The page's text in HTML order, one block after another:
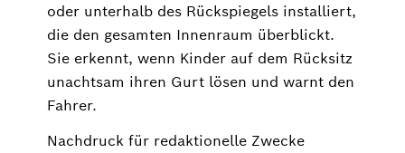
oder unterhalb des Rückspiegels installiert,
die den gesamten Innenraum überblickt.
Sie erkennt, wenn Kinder auf dem Rücksitz
unachtsam ihren Gurt lösen und warnt den
Fahrer.
Nachdruck für redaktionelle Zwecke